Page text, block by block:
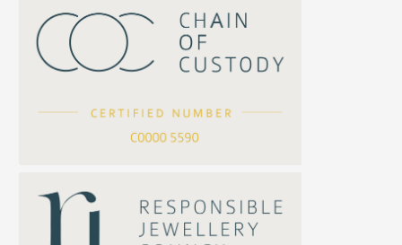
公司名稱
聯絡電話
S車花鏈系列
珍珠鏈系列
坦克鏈系列
滿天星鏈系列
方假繩鏈系列
珠扣